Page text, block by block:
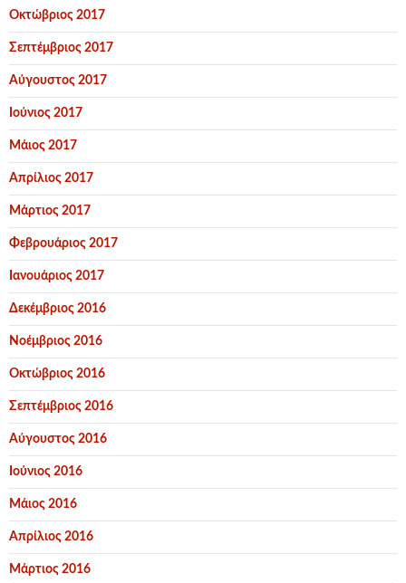
Οκτώβριος 2017
Σεπτέμβριος 2017
Αύγουστος 2017
Ιούνιος 2017
Μάιος 2017
Απρίλιος 2017
Μάρτιος 2017
Φεβρουάριος 2017
Ιανουάριος 2017
Δεκέμβριος 2016
Νοέμβριος 2016
Οκτώβριος 2016
Σεπτέμβριος 2016
Αύγουστος 2016
Ιούνιος 2016
Μάιος 2016
Απρίλιος 2016
Μάρτιος 2016